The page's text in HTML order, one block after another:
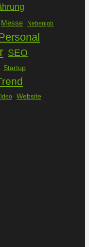
Messe Nebenjob
SEO
Startup
Website